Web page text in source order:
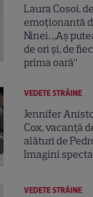
Laura Cosoi,
emoționantă
Ninei. „Aș
de ori și, de
prima oară”
VEDETE STRĂINE
Jennifer
Cox, vacanță
alături de
Imagini
VEDETE STRĂINE